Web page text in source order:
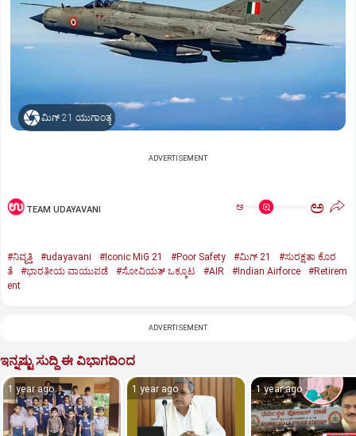
ಮಿಗ್‌ 21 ಯುಗಾಂತ್ಯ
ADVERTISEMENT
TEAM UDAYAVANI ಅ ಅ
#ನಿವೃತ್ತಿ #udayavani #Iconic MiG 21 #Poor Safety #ಮಿಗ್‌ 21
#ಸುರಕ್ಷತಾ ಕೊರ
ತೆ
#ಭಾರತೀಯ ವಾಯುಪಡೆ #ಸೋವಿಯತ್‌ ಒಕ್ಕೂಟ #AIR #Indian Airforce
#Retirem
ent
ADVERTISEMENT
ಇನ್ನಷ್ಟು ಸುದ್ದಿ ಈ ವಿಭಾಗದಿಂದ
1 year ago 1 year ago 1 year ago